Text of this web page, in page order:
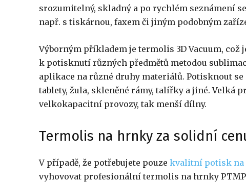
srozumitelný, skladný a po rychlém seznámení
např. s tiskárnou, faxem či jiným podobným
Výborným příkladem je termolis 3D Vacuum,
k potisknutí různých předmětů metodou
aplikace na různé druhy materiálů. Potisknout
tablety, žula, skleněné rámy, talířky a jiné. Velká
velkokapacitní provozy, tak menší dílny.
Termolis na hrnky za solidní
V případě, že potřebujete pouze kvalitní potisk na
vyhovovat profesionální termolis na hrnky